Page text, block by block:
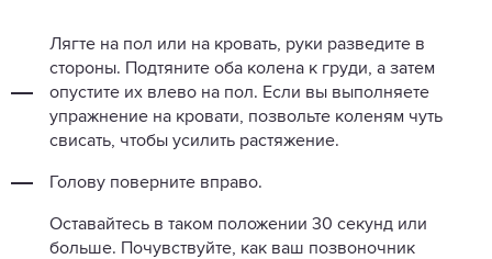
Лягте на пол или на кровать, руки разведите в
стороны. Подтяните оба колена к груди, а затем
опустите их влево на пол. Если вы выполняете
упражнение на кровати, позвольте коленям чуть
свисать, чтобы усилить растяжение.
Голову поверните вправо.
Оставайтесь в таком положении 30 секунд или
больше. Почувствуйте, как ваш позвоночник